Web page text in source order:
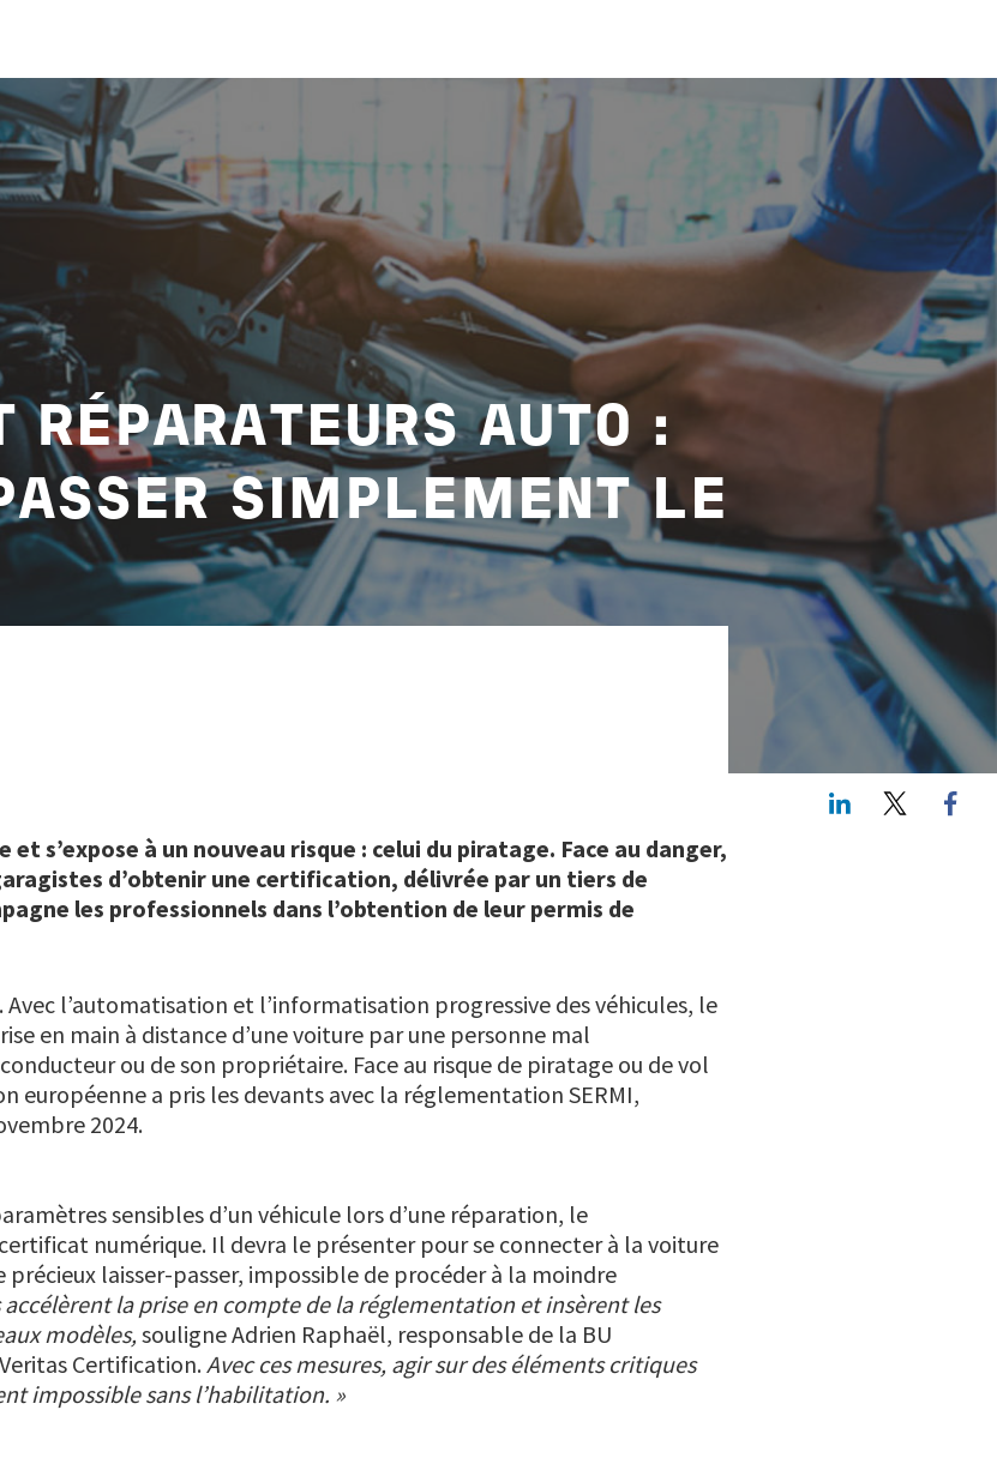
RÉPARATEURS AUTO :
SIMPLEMENT LE
LinkedIn
s’expose à un nouveau risque : celui du piratage. Face au danger,
d’obtenir une certification, délivrée par un tiers de
les professionnels dans l’obtention de leur permis de
l’automatisation et l’informatisation progressive des véhicules, le
en main à distance d’une voiture par une personne mal
ou de son propriétaire. Face au risque de piratage ou de vol
européenne a pris les devants avec la réglementation SERMI,
2024.
sensibles d’un véhicule lors d’une réparation, le
numérique. Il devra le présenter pour se connecter à la voiture
précieux laisser-passer, impossible de procéder à la moindre
accélèrent la prise en compte de la réglementation et insèrent les
modèles,souligne Adrien Raphaël, responsable de la BU
Certification.Avec ces mesures, agir sur des éléments critiques
impossible sans l’habilitation. »